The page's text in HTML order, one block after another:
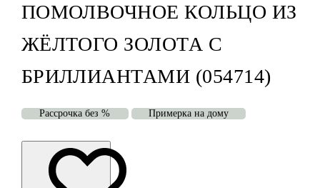
ПОМОЛВОЧНОЕ КОЛЬЦО ИЗ
ЖЁЛТОГО ЗОЛОТА С
БРИЛЛИАНТАМИ (054714)
Рассрочка без % Примерка на дому